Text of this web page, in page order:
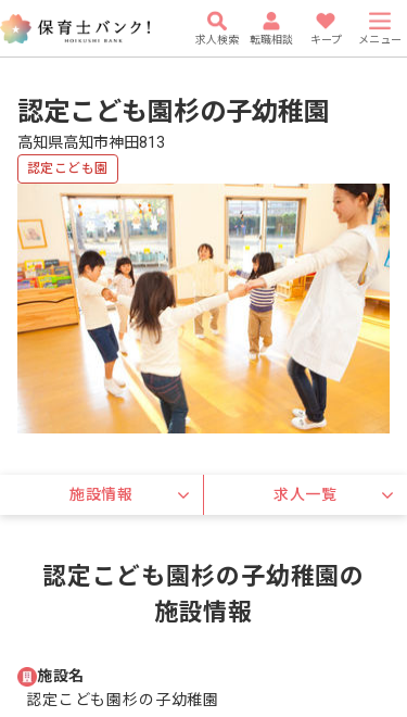
求人検索 転職相談 キープ メニュー
認定こども園杉の子幼稚園
高知県高知市神田813
認定こども園
施設情報 求人一覧
認定こども園杉の子幼稚園の
施設情報
施設名
認定こども園杉の子幼稚園